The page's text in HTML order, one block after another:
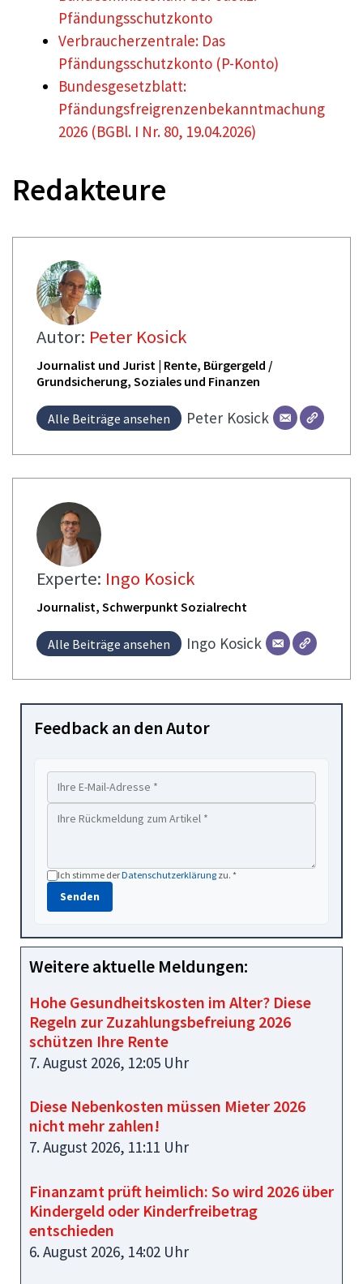
Pfändungsschutzkonto
Verbraucherzentrale: Das
Pfändungsschutzkonto (P-Konto)
Bundesgesetzblatt:
Pfändungsfreigrenzenbekanntmachung
2026 (BGBl. I Nr. 80, 19.04.2026)
Redakteure
Autor: Peter Kosick
Journalist und Jurist | Rente, Bürgergeld /
Grundsicherung, Soziales und Finanzen
Alle Beiträge ansehen Peter Kosick
Experte: Ingo Kosick
Journalist, Schwerpunkt Sozialrecht
Alle Beiträge ansehen Ingo Kosick
Feedback an den Autor
Ich stimme derDatenschutzerklärung zu. *
Senden
Weitere aktuelle Meldungen:
Hohe Gesundheitskosten im Alter? Diese
Regeln zur Zuzahlungsbefreiung 2026
schützen Ihre Rente
7. August 2026, 12:05 Uhr
Diese Nebenkosten müssen Mieter 2026
nicht mehr zahlen!
7. August 2026, 11:11 Uhr
Finanzamt prüft heimlich: So wird 2026 über
Kindergeld oder Kinderfreibetrag
entschieden
6. August 2026, 14:02 Uhr